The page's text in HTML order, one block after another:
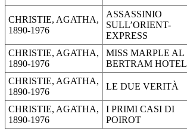
CHRISTIE, AGATHA,
1890-1976
ASSASSINIO
SULL’ORIENT-
EXPRESS
CHRISTIE, AGATHA,
1890-1976
MISS MARPLE AL
BERTRAM HOTEL
CHRISTIE, AGATHA,
1890-1976
LE DUE VERITÀ
CHRISTIE, AGATHA,
1890-1976
I PRIMI CASI DI
POIROT